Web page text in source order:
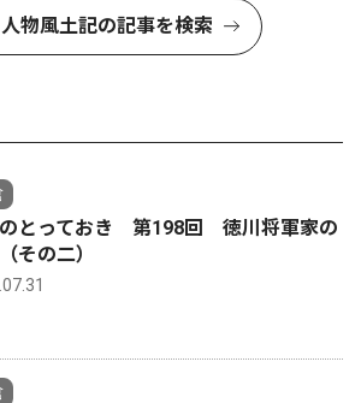
物風土記の記事を検索
とっておき 第198回 徳川将軍家の
その二）